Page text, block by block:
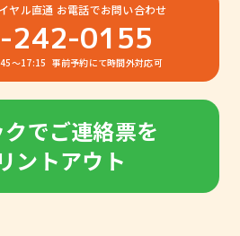
ヤル直通 お電話でお問い合わせ
242-0155
～17:15 事前予約にて時間外対応可
でご連絡票を
ントアウト